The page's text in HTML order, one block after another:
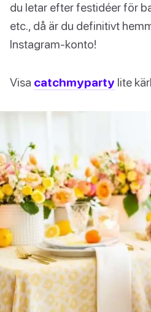
du letar efter festidéer för
etc., då är du definitivt
Instagram-konto!
Visa catchmyparty lite